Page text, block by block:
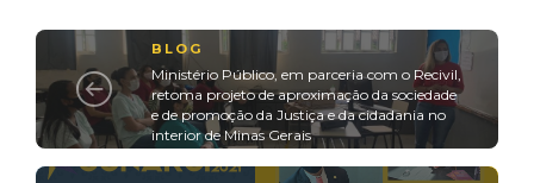
BLOG
Ministério Público, em parceria com o Recivil,
retoma projeto de aproximação da sociedade
e de promoção da Justiça e da cidadania no
interior de Minas Gerais